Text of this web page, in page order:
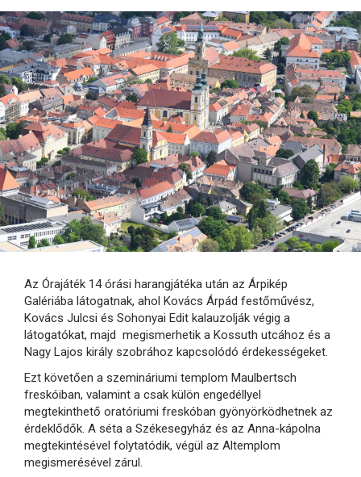
Az Órajáték 14 órási harangjátéka után az Árpikép
Galériába látogatnak, ahol Kovács Árpád festőművész,
Kovács Julcsi és Sohonyai Edit kalauzolják végig a
látogatókat, majd megismerhetik a Kossuth utcához és a
Nagy Lajos király szobrához kapcsolódó érdekességeket.
Ezt követően a szemináriumi templom Maulbertsch
freskóiban, valamint a csak külön engedéllyel
megtekinthető oratóriumi freskóban gyönyörködhetnek az
érdeklődők. A séta a Székesegyház és az Anna-kápolna
megtekintésével folytatódik, végül az Altemplom
megismerésével zárul.